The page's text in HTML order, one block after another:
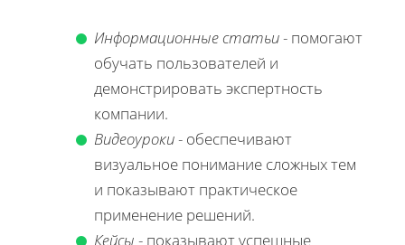
Информационные статьи- помогают
обучать пользователей и
демонстрировать экспертность
компании.
Видеоуроки- обеспечивают
визуальное понимание сложных тем
и показывают практическое
применение решений.
Кейсы - показывают успешные